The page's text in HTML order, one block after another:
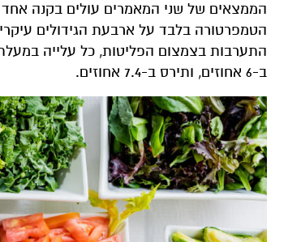
הממצאים של שני המאמרים עולים בקנה
הטמפרטורה בלבד על ארבעת הגידולים
ב-6 אחוזים, ותירס ב-7.4 אחוזים.